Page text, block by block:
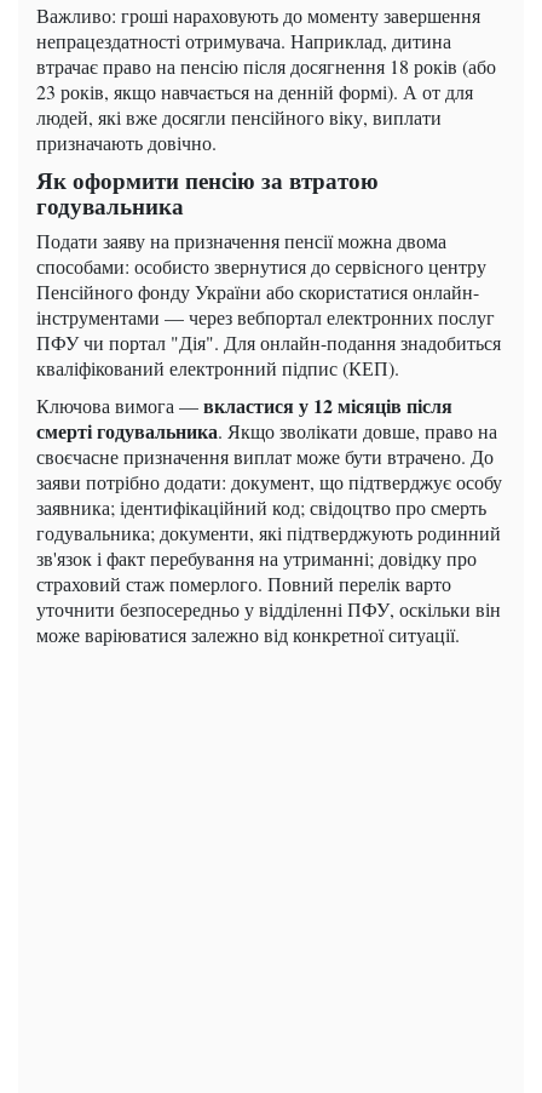
Важливо: гроші нараховують до моменту завершення
непрацездатності отримувача. Наприклад, дитина
втрачає право на пенсію після досягнення 18 років (або
23 років, якщо навчається на денній формі). А от для
людей, які вже досягли пенсійного віку, виплати
призначають довічно.
Як оформити пенсію за втратою
годувальника
Подати заяву на призначення пенсії можна двома
способами: особисто звернутися до сервісного центру
Пенсійного фонду України або скористатися онлайн-
інструментами — через вебпортал електронних послуг
ПФУ чи портал "Дія". Для онлайн-подання знадобиться
кваліфікований електронний підпис (КЕП).
Ключова вимога —вкластися у 12 місяців після
смерті годувальника. Якщо зволікати довше, право на
своєчасне призначення виплат може бути втрачено. До
заяви потрібно додати: документ, що підтверджує особу
заявника; ідентифікаційний код; свідоцтво про смерть
годувальника; документи, які підтверджують родинний
зв'язок і факт перебування на утриманні; довідку про
страховий стаж померлого. Повний перелік варто
уточнити безпосередньо у відділенні ПФУ, оскільки він
може варіюватися залежно від конкретної ситуації.